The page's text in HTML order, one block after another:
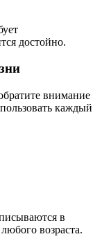
достойно.
внимание
каждый
в
возраста.